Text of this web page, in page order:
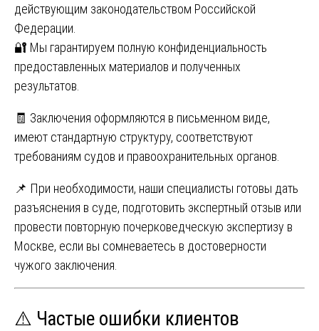
действующим законодательством Российской
Федерации.
🔐 Мы гарантируем полную конфиденциальность
предоставленных материалов и полученных
результатов.
🧾 Заключения оформляются в письменном виде,
имеют стандартную структуру, соответствуют
требованиям судов и правоохранительных органов.
📌 При необходимости, наши специалисты готовы дать
разъяснения в суде, подготовить экспертный отзыв или
провести повторную почерковедческую экспертизу в
Москве, если вы сомневаетесь в достоверности
чужого заключения.
⚠️ Частые ошибки клиентов